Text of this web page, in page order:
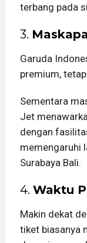
terbang pada
3.
Garuda
premium,
Sementara
Jet
dengan
memengaruhi
Surabaya Bali.
4. Waktu
Makin dekat
tiket biasanya